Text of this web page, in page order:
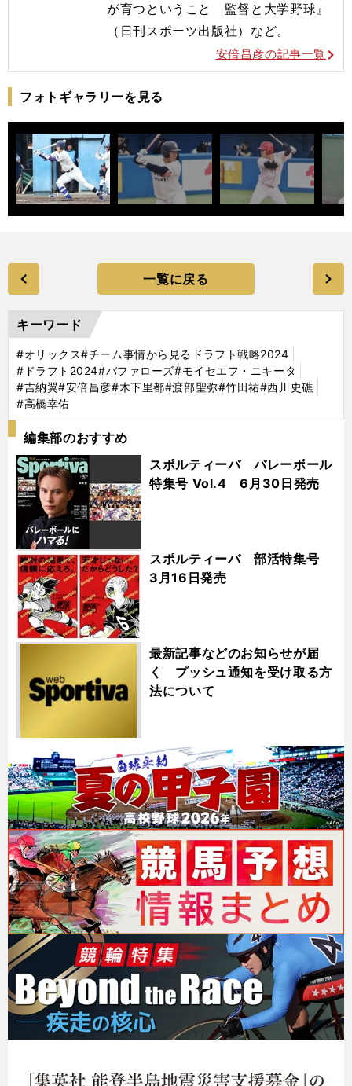
が育つということ 監督と大学野球』
（日刊スポーツ出版社）など。
安倍昌彦の記事一覧
フォトギャラリーを見る
一覧に戻る
キーワード
#オリックス#チーム事情から見るドラフト戦略2024
#ドラフト2024#バファローズ#モイセエフ・ニキータ
#吉納翼#安倍昌彦#木下里都#渡部聖弥#竹田祐#西川史礁
#高橋幸佑
編集部のおすすめ
スポルティーバ バレーボール
特集号 Vol.4 6月30日発売
スポルティーバ 部活特集号
3月16日発売
最新記事などのお知らせが届
く プッシュ通知を受け取る方
法について